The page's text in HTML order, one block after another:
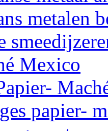
metalen
Mexico
papier-